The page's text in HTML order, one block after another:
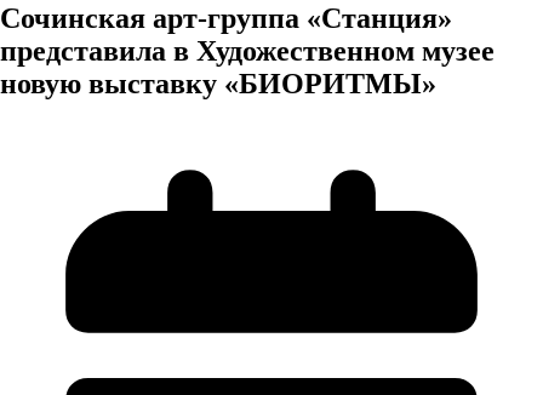
Сочинская арт-группа «Станция»
представила в Художественном музее
новую выставку «БИОРИТМЫ»